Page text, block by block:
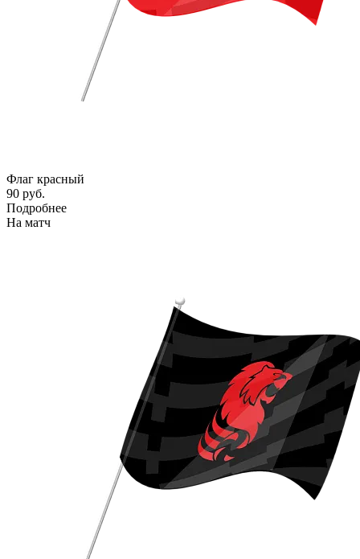
Флаг красный
90 руб.
Подробнее
На матч